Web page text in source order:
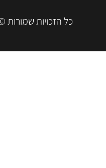
כל הזכויות שמורות